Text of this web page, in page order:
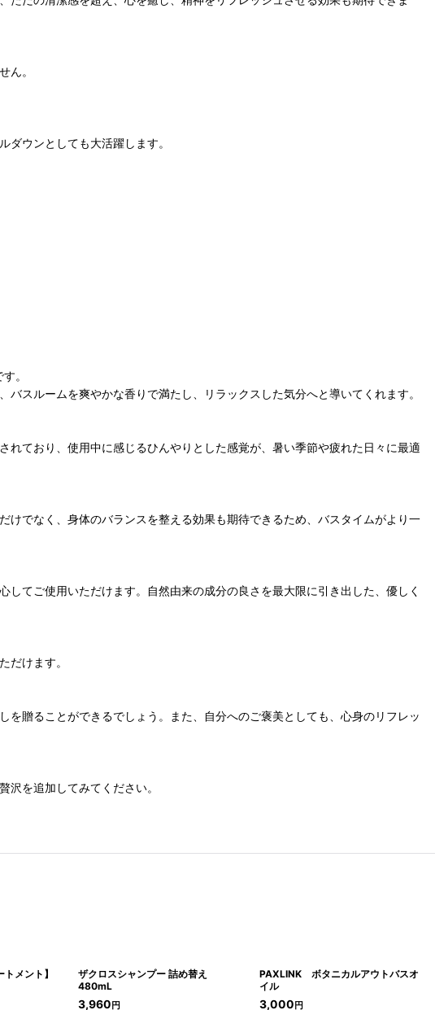
ん。
ウンとしても大活躍します。
。
スルームを爽やかな香りで満たし、リラックスした気分へと導いてくれます。
ており、使用中に感じるひんやりとした感覚が、暑い季節や疲れた日々に最適
でなく、身体のバランスを整える効果も期待できるため、バスタイムがより一
てご使用いただけます。自然由来の成分の良さを最大限に引き出した、優しく
だけます。
贈ることができるでしょう。また、自分へのご褒美としても、心身のリフレッ
を追加してみてください。
メント】
ザクロスシャンプー 詰め替え
480mL
3,960 円
PAXLINK ボタニカルアウトバスオ
イル
3,000 円